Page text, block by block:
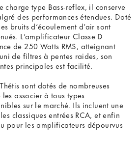
charge type Bass-reflex, il conserve
des performances étendues. Doté
bruits d’écoulement d’air sont
L’amplificateur Classe D
de 250 Watts RMS, atteignant
de filtres à pentes raides, son
principales est facilité.
sont dotés de nombreuses
associer à tous types
sur le marché. Ils incluent une
classiques entrées RCA, et enfin
pour les amplificateurs dépourvus